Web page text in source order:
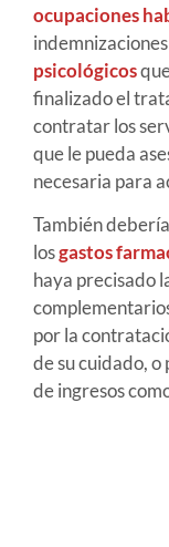
ocupaciones
psicológicos
finalizado el
contratar los
que le pueda
necesaria para
También
losgastos
haya precisado
por la
de su cuidado, o
de ingresos